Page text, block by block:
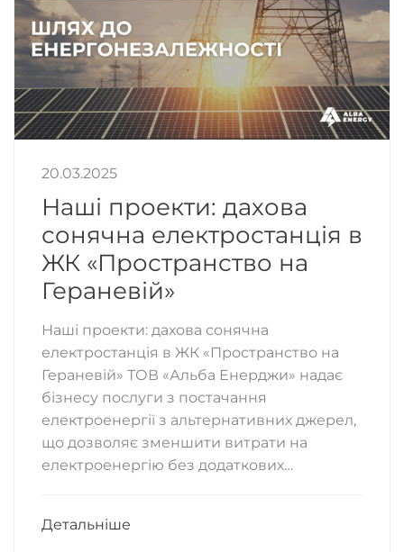
20.03.2025
Наші проекти: дахова
сонячна електростанція в
ЖК «Пространство на
Гераневій»
Наші проекти: дахова сонячна
електростанція в ЖК «Пространство на
Гераневій» ТОВ «Альба Енерджи» надає
бізнесу послуги з постачання
електроенергії з альтернативних джерел,
що дозволяє зменшити витрати на
електроенергію без додаткових…
Детальніше